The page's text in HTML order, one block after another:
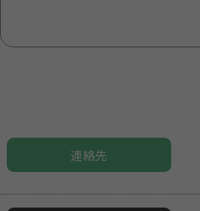
連絡先